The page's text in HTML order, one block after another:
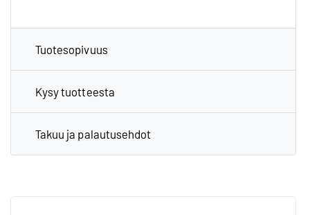
Tuotesopivuus
Kysy tuotteesta
Takuu ja palautusehdot